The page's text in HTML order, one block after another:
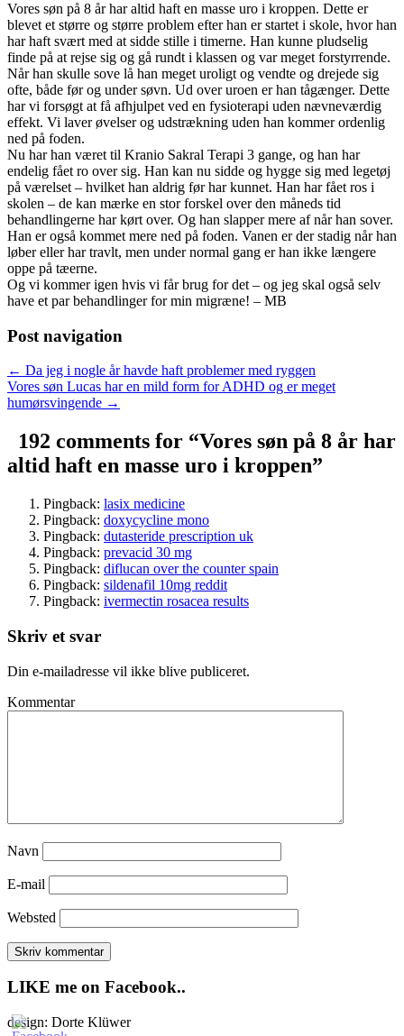
Vores søn på 8 år har altid haft en masse uro i kroppen. Dette er
blevet et større og større problem efter han er startet i skole, hvor han
har haft svært med at sidde stille i timerne. Han kunne pludselig
finde på at rejse sig og gå rundt i klassen og var meget forstyrrende.
Når han skulle sove lå han meget uroligt og vendte og drejede sig
ofte, både før og under søvn. Ud over uroen er han tågænger. Dette
har vi forsøgt at få afhjulpet ved en fysioterapi uden nævneværdig
effekt. Vi laver øvelser og udstrækning uden han kommer ordenlig
ned på foden.
Nu har han været til Kranio Sakral Terapi 3 gange, og han har
endelig fået ro over sig. Han kan nu sidde og hygge sig med legetøj
på værelset – hvilket han aldrig før har kunnet. Han har fået ros i
skolen – de kan mærke en stor forskel over den måneds tid
behandlingerne har kørt over. Og han slapper mere af når han sover.
Han er også kommet mere ned på foden. Vanen er der stadig når han
løber eller har travlt, men under normal gang er han ikke længere
oppe på tæerne.
Og vi kommer igen hvis vi får brug for det – og jeg skal også selv
have et par behandlinger for min migræne! – MB
Post navigation
← Da jeg i nogle år havde haft problemer med ryggen
Vores søn Lucas har en mild form for ADHD og er meget
humørsvingende →
192 comments for “Vores søn på 8 år har
altid haft en masse uro i kroppen”
Pingback: lasix medicine
Pingback: doxycycline mono
Pingback: dutasteride prescription uk
Pingback: prevacid 30 mg
Pingback: diflucan over the counter spain
Pingback: sildenafil 10mg reddit
Pingback: ivermectin rosacea results
Skriv et svar
Din e-mailadresse vil ikke blive publiceret.
Kommentar
Navn
E-mail
Websted
LIKE me on Facebook..
design: Dorte Klüwer